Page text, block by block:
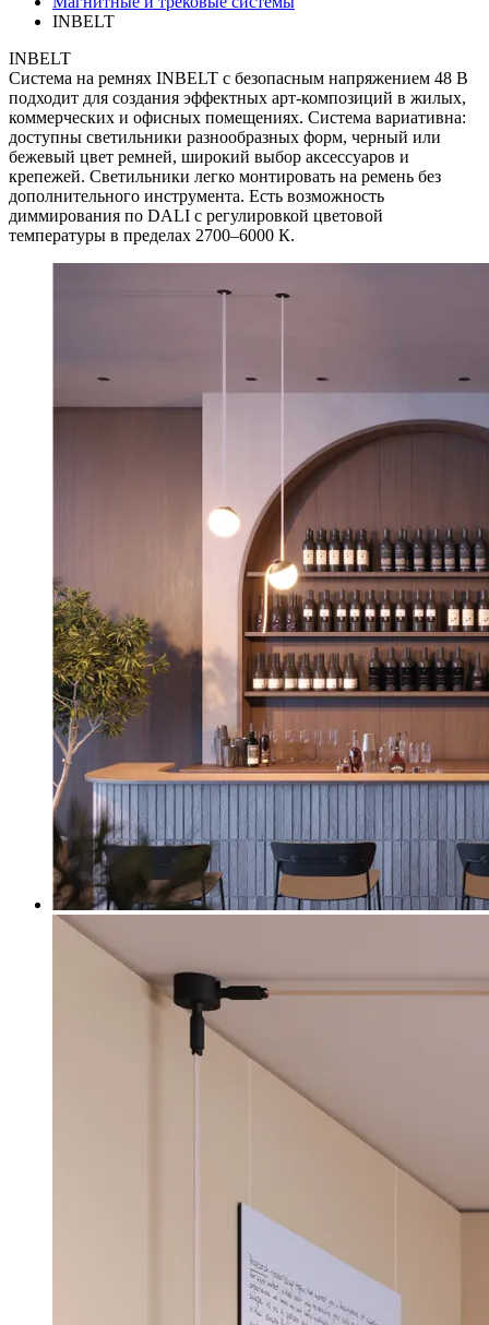
INBELT
INBELT
Система на ремнях INBELT с безопасным напряжением 48 В
подходит для создания эффектных арт-композиций в жилых,
коммерческих и офисных помещениях. Система вариативна:
доступны светильники разнообразных форм, черный или
бежевый цвет ремней, широкий выбор аксессуаров и
крепежей. Светильники легко монтировать на ремень без
дополнительного инструмента. Есть возможность
диммирования по DALI с регулировкой цветовой
температуры в пределах 2700–6000 К.